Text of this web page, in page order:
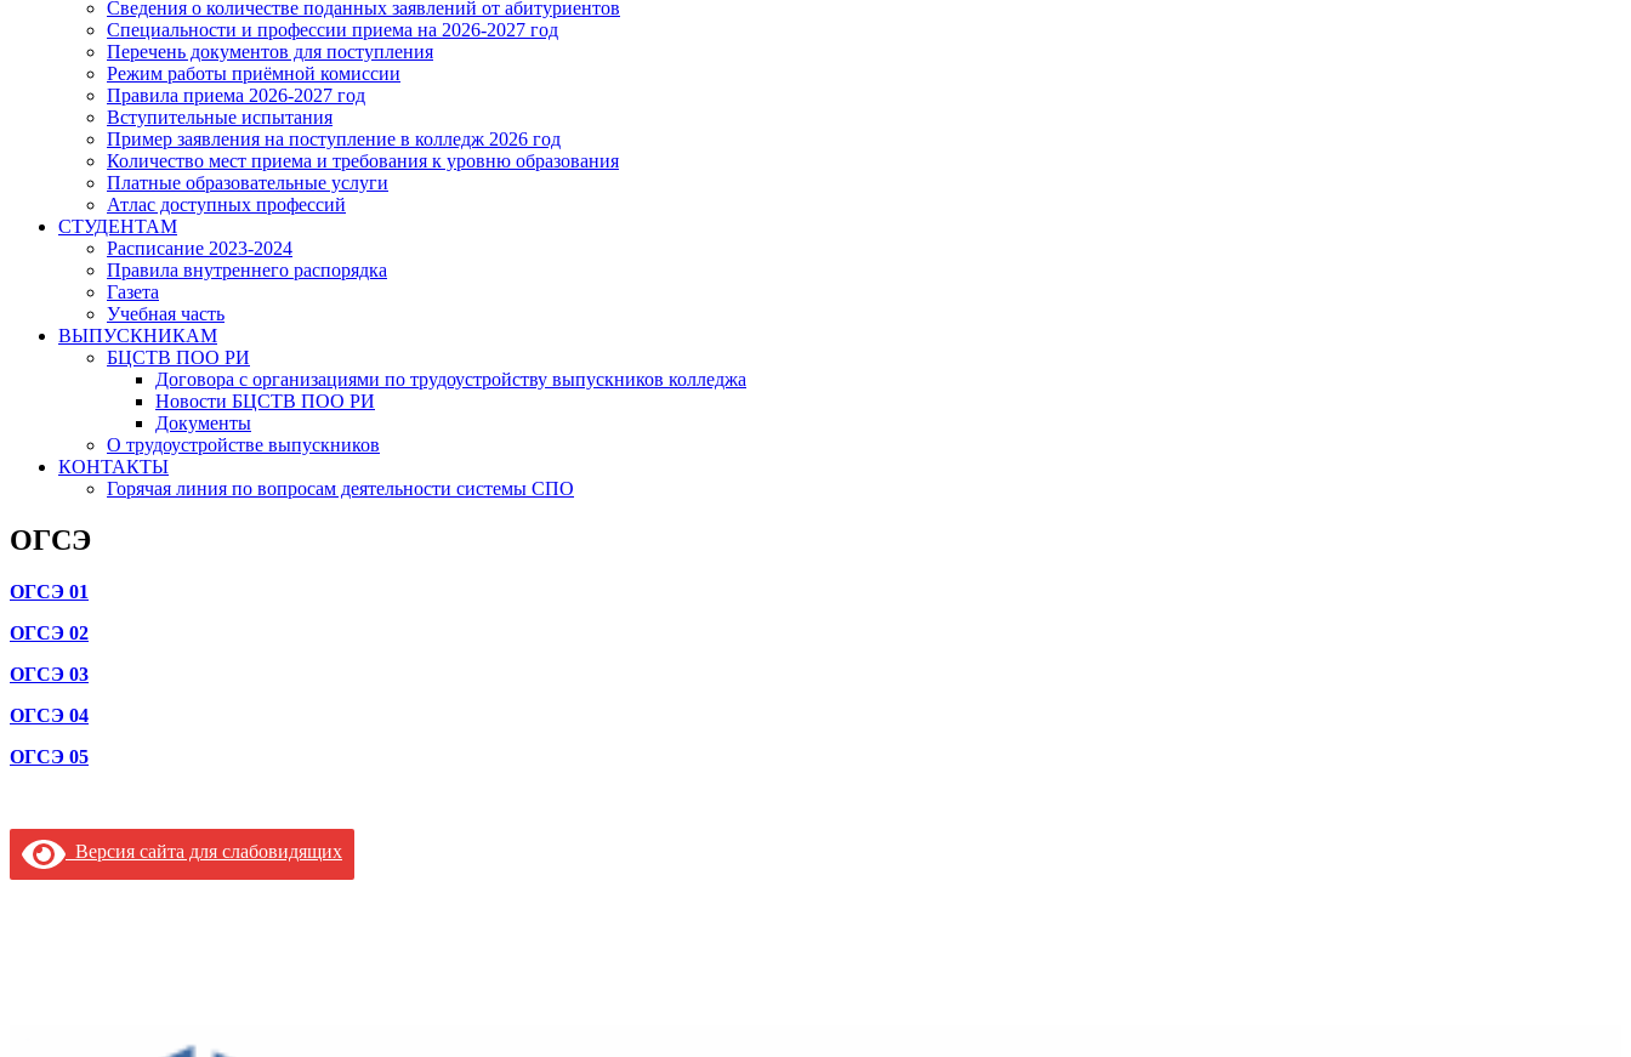
Сведения о количестве поданных заявлений от абитуриентов
Специальности и профессии приема на 2026-2027 год
Перечень документов для поступления
Режим работы приёмной комиссии
Правила приема 2026-2027 год
Вступительные испытания
Пример заявления на поступление в колледж 2026 год
Количество мест приема и требования к уровню образования
Платные образовательные услуги
Атлас доступных профессий
СТУДЕНТАМ
Расписание 2023-2024
Правила внутреннего распорядка
Газета
Учебная часть
ВЫПУСКНИКАМ
БЦСТВ ПОО РИ
Договора с организациями по трудоустройству выпускников колледжа
Новости БЦСТВ ПОО РИ
Документы
О трудоустройстве выпускников
КОНТАКТЫ
Горячая линия по вопросам деятельности системы СПО
ОГСЭ
ОГСЭ 01
ОГСЭ 02
ОГСЭ 03
ОГСЭ 04
ОГСЭ 05
Версия сайта для слабовидящих